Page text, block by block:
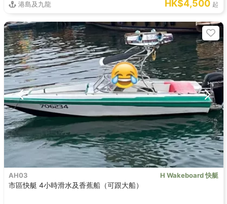
港島及九龍 HK$4,500 起
AH03 H Wakeboard 快艇
市區快艇 4小時滑水及香蕉船（可跟大船）